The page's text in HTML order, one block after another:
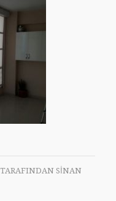
TARAFINDAN SINAN